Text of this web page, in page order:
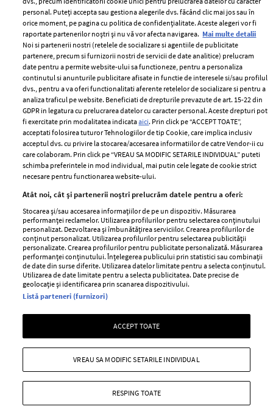
PARTENERI
Unul dintre cele mai folosite
aeroporturi din Europa își
închide complet porțile timp
de trei luni. Milioane de
pasageri, afectați
Un vecin instruit poate salva o
viață. Vezi despre ce e vorba
Intră în culisele noii colecții
Vara care te schimbă: cum
transformi fiecare amintire
într-o poveste pe care o porți
personal. Puteți accepta sau gestiona alegerile dvs. făcând clic mai jos sau în
orice moment, pe pagina cu politica de confidențialitate. Aceste alegeri vor fi
raportate partenerilor noștri și nu vă vor afecta navigarea. Mai multe detalii
Noi si partenerii nostri (retelele de socializare si agentiile de publicitate
partenere, precum si furnizorii nostri de servicii de date analitice) prelucram
date pentru a permite website-ului sa functioneze, pentru a personaliza
continutul si anunturile publicitare afisate in functie de interesele si/sau profilul
dvs., pentru a va oferi functionalitati aferente retelelor de socializare si pentru a
analiza traficul pe website. Beneficiati de drepturile prevazute de art. 15-22 din
GDPR in legatura cu prelucrarea datelor cu caracter personal. Aceste drepturi pot
fi exercitate prin modalitatea indicataaici. Prin click pe “ACCEPT TOATE”,
acceptati folosirea tuturor Tehnologiilor de tip Cookie, care implica inclusiv
acceptul dvs. cu privire la stocarea/accesarea informatiilor de catre Vendor-ii cu
care colaboram. Prin click pe “VREAU SA MODIFIC SETARILE INDIVIDUAL” puteti
schimba preferintele in mod individual, mai putin cele legate de cookie strict
necesare pentru functionarea website-ului.
Atât noi, cât și partenerii noștri prelucrăm datele pentru a oferi:
Stocarea și/sau accesarea informațiilor de pe un dispozitiv. Măsurarea
performanței reclamelor. Utilizarea profilurilor pentru selectarea conținutului
personalizat. Dezvoltarea și îmbunătățirea serviciilor. Crearea profilurilor de
conținut personalizat. Utilizarea profilurilor pentru selectarea publicității
personalizate. Crearea profilurilor pentru publicitate personalizată. Măsurarea
performanței conținutului. Înțelegerea publicului prin statistici sau combinații
de date din surse diferite. Utilizarea datelor limitate pentru a selecta conținutul.
Utilizarea de date limitate pentru a selecta publicitatea. Date precise de
geolocație și identificarea prin scanarea dispozitivului.
Listă parteneri (furnizori)
ACCEPT TOATE
RESPING TOATE
VREAU SA MODIFIC SETARILE INDIVIDUAL